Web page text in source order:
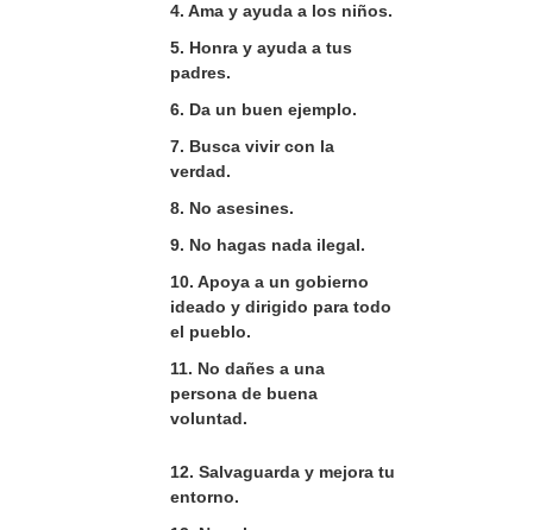
4. Ama y ayuda a los niños.
5. Honra y ayuda a tus
padres.
6. Da un buen ejemplo.
7. Busca vivir con la
verdad.
8. No asesines.
9. No hagas nada ilegal.
10. Apoya a un gobierno
ideado y dirigido para todo
el pueblo.
11. No dañes a una
persona de buena
voluntad.
12. Salvaguarda y mejora tu
entorno.